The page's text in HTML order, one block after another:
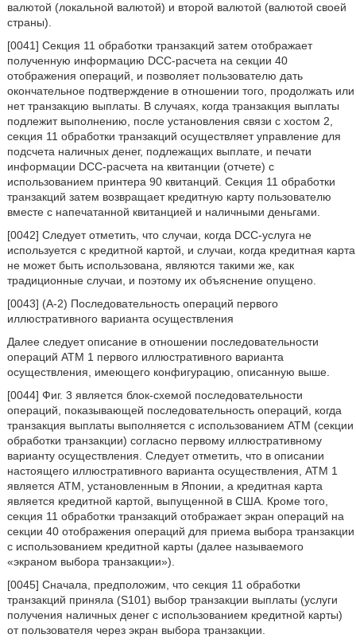
валютой (локальной валютой) и второй валютой (валютой своей
страны).
[0041] Секция 11 обработки транзакций затем отображает
полученную информацию DCC-расчета на секции 40
отображения операций, и позволяет пользователю дать
окончательное подтверждение в отношении того, продолжать или
нет транзакцию выплаты. В случаях, когда транзакция выплаты
подлежит выполнению, после установления связи с хостом 2,
секция 11 обработки транзакций осуществляет управление для
подсчета наличных денег, подлежащих выплате, и печати
информации DCC-расчета на квитанции (отчете) с
использованием принтера 90 квитанций. Секция 11 обработки
транзакций затем возвращает кредитную карту пользователю
вместе с напечатанной квитанцией и наличными деньгами.
[0042] Следует отметить, что случаи, когда DCC-услуга не
используется с кредитной картой, и случаи, когда кредитная карта
не может быть использована, являются такими же, как
традиционные случаи, и поэтому их объяснение опущено.
[0043] (A-2) Последовательность операций первого
иллюстративного варианта осуществления
Далее следует описание в отношении последовательности
операций ATM 1 первого иллюстративного варианта
осуществления, имеющего конфигурацию, описанную выше.
[0044] Фиг. 3 является блок-схемой последовательности
операций, показывающей последовательность операций, когда
транзакция выплаты выполняется с использованием ATM (секции
обработки транзакции) согласно первому иллюстративному
варианту осуществления. Следует отметить, что в описании
настоящего иллюстративного варианта осуществления, ATM 1
является ATM, установленным в Японии, а кредитная карта
является кредитной картой, выпущенной в США. Кроме того,
секция 11 обработки транзакций отображает экран операций на
секции 40 отображения операций для приема выбора транзакции
с использованием кредитной карты (далее называемого
«экраном выбора транзакции»).
[0045] Сначала, предположим, что секция 11 обработки
транзакций приняла (S101) выбор транзакции выплаты (услуги
получения наличных денег с использованием кредитной карты)
от пользователя через экран выбора транзакции.